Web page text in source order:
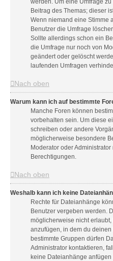
werden. Um eine Umfrage
Beitrag des Themas; dieser
Wenn niemand eine Stimme
Benutzer die Umfrage
Sollte allerdings schon ein
die Umfrage nur noch von
geändert oder gelöscht
laufenden Umfragen
Nach oben
Warum kann ich auf bestimmte
Manche Foren können
vorbehalten sein. Um diese
schreiben oder andere
möglicherweise besondere
Moderator oder
Berechtigungen.
Nach oben
Weshalb kann ich keine
Rechte für Dateianhänge
Benutzer vergeben werden.
möglicherweise nicht
anzufügen, in dem du
bestimmte Gruppen dürfen
Administrator kontaktieren,
keine Dateianhänge anfügen